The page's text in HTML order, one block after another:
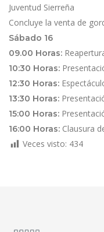
Juventud Sierreña
Concluye la venta de
Sábado 16
09.00 Horas:
10:30 Horas:
12:30 Horas:
13:30 Horas:
15:00 Horas:
16:00 Horas: Clausura
Veces visto: 434